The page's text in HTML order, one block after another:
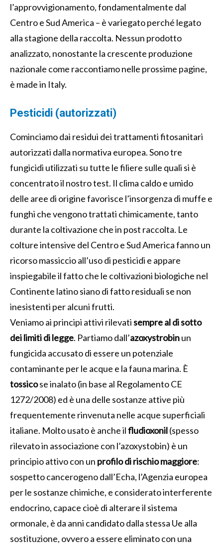
l’approvvigionamento, fondamentalmente dal
Centro e Sud America – è variegato perché legato
alla stagione della raccolta. Nessun prodotto
analizzato, nonostante la crescente produzione
nazionale come raccontiamo nelle prossime pagine,
è made in Italy.
Pesticidi (autorizzati)
Cominciamo dai residui dei trattamenti fitosanitari
autorizzati dalla normativa europea. Sono tre
fungicidi utilizzati su tutte le filiere sulle quali si è
concentrato il nostro test. Il clima caldo e umido
delle aree di origine favorisce l’insorgenza di muffe e
funghi che vengono trattati chimicamente, tanto
durante la coltivazione che in post raccolta. Le
colture intensive del Centro e Sud America fanno un
ricorso massiccio all’uso di pesticidi e appare
inspiegabile il fatto che le coltivazioni biologiche nel
Continente latino siano di fatto residuali se non
inesistenti per alcuni frutti.
Veniamo ai principi attivi rilevatisempre al di sotto
dei limiti di legge. Partiamo dall’azoxystrobinun
fungicida accusato di essere un potenziale
contaminante per le acque e la fauna marina. È
tossicose inalato (in base al Regolamento CE
1272/2008) ed è una delle sostanze attive più
frequentemente rinvenuta nelle acque superficiali
italiane. Molto usato è anche ilfludioxonil(spesso
rilevato in associazione con l’azoxystobin) è un
principio attivo con un profilo di rischio maggiore:
sospetto cancerogeno dall’Echa, l’Agenzia europea
per le sostanze chimiche, e considerato interferente
endocrino, capace cioè di alterare il sistema
ormonale, è da anni candidato dalla stessa Ue alla
sostituzione, ovvero a essere eliminato con una